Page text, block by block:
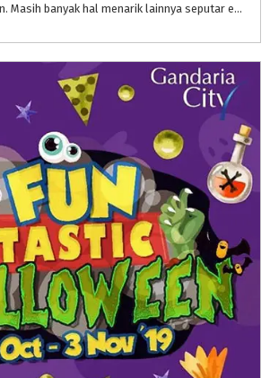
event Spooky Garden. Masih banyak hal menarik lainnya seputar event hari ini yang bisa kamu manfaatkan.